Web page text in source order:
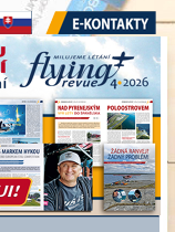
E-kontakty